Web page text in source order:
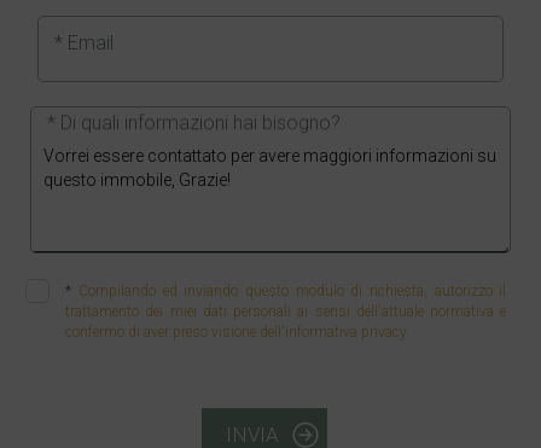
* Email
* Di quali informazioni hai bisogno?
* Compilando ed inviando questo modulo di richiesta, autorizzo il
trattamento dei miei dati personali ai sensi dell'attuale normativa e
confermo di aver preso visione dell'informativa privacy.
INVIA